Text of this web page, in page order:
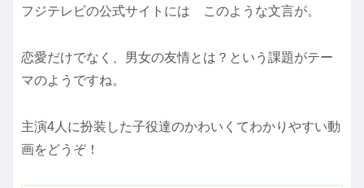
フジテレビの公式サイトには このような文言が。
恋愛だけでなく、男女の友情とは？という課題がテー
マのようですね。
主演4人に扮装した子役達のかわいくてわかりやすい動
画をどうぞ！